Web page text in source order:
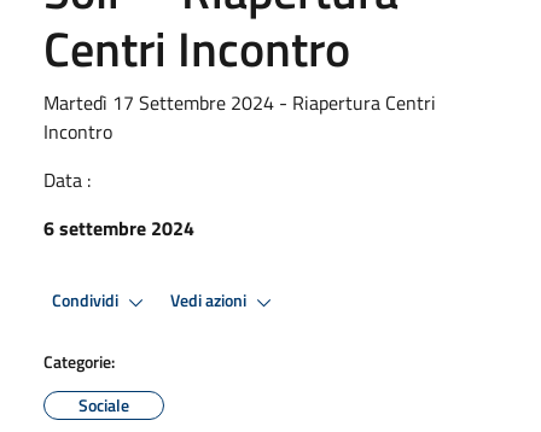
Centri Incontro
Martedì 17 Settembre 2024 - Riapertura Centri
Incontro
Data :
6 settembre 2024
Condividi Vedi azioni
Categorie:
Sociale